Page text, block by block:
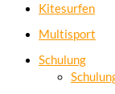
Kitesurfen
Multisport
Schulung